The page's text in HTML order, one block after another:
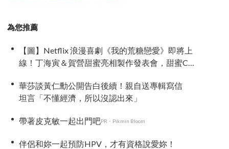
為您推薦
【圖】Netflix 浪漫喜劇《我的荒糖戀愛》即將上
線！丁海寅＆賀營甜蜜亮相製作發表會，甜蜜CP
華莎談黃仁勳公開告白後續！親自送專輯寫信
坦言「不懂經濟，所以沒認出來」
帶著皮克敏一起出門吧PR・Pikmin Bloom
伴侶和妳一起預防HPV，才有資格說愛妳！